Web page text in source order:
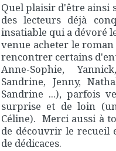
Quel plaisir d'être ainsi
des lecteurs déjà
insatiable qui a dévoré
venue acheter le
rencontrer certains
Anne-Sophie,
Sandrine, Jenny,
Sandrine ...), parfois
surprise et de loin
Céline). Merci aussi à
de découvrir le recueil
de dédicaces.